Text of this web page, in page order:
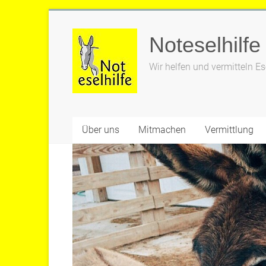
springen
Noteselhilfe
Wir helfen und vermitteln
Über uns Mitmachen Vermittlung